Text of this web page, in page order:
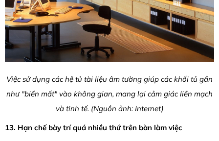
Việc sử dụng các hệ tủ tài liệu âm tường giúp các khối tủ gần
như "biến mất" vào không gian, mang lại cảm giác liền mạch
và tinh tế. (Nguồn ảnh: Internet)
13. Hạn chế bày trí quá nhiều thứ trên bàn làm việc